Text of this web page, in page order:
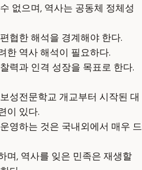
없으며, 역사는 공동체 정체성
협한 해석을 경계해야 한다.
한 역사 해석이 필요하다.
력과 인격 성장을 목표로 한다.
성전문학교 개교부터 시작된 대
이 있다.
영하는 것은 국내외에서 매우 드
며, 역사를 잊은 민족은 재생할